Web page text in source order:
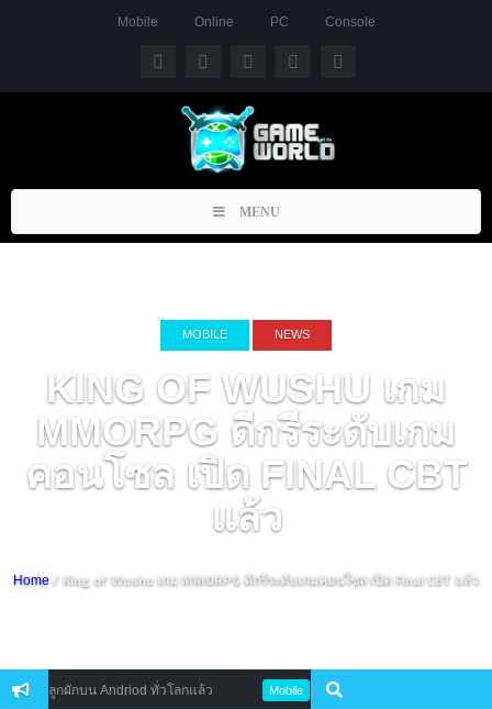
Mobile Online PC Console
Toggle
navigation
MENU
MOBILE NEWS
KING OF WUSHU เกม
MMORPG ดีกรีระดับเกม
คอนโซล เปิด FINAL CBT
แล้ว
Home / King of Wushu เกม MMORPG ดีกรีระดับเกมคอนโซล เปิด Final CBT แล้ว
ปลูกผักบน Andriod ทั่วโลกแล้ว Mobile Gameloft ประกาศเปิดตัวสุดยอดเก